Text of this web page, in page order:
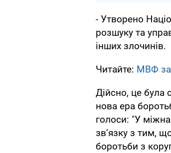
- Утворено
розшуку та
інших злочинів.
Читайте: МВФ
Дійсно, це була
нова ера
голоси: "У
зв’язку з тим,
боротьби з